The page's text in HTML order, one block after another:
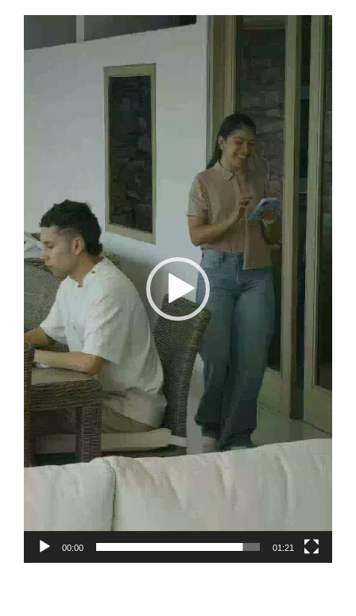
00:00 01:21